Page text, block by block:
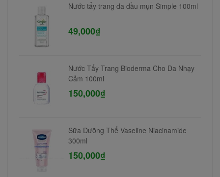
Nước tẩy trang da dầu mụn Simple 100ml
49,000₫
Nước Tẩy Trang Bioderma Cho Da Nhạy
Cảm 100ml
150,000₫
Sữa Dưỡng Thể Vaseline Niacinamide
300ml
150,000₫